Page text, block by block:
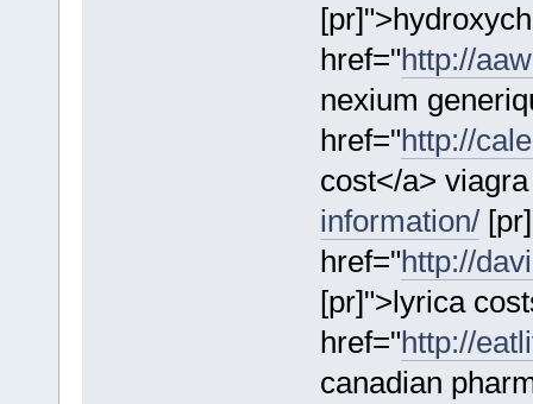
href="http://
nexium
href="http://
cost</a>
information/
href="http://
[pr]">lyrica
href="http://
canadian